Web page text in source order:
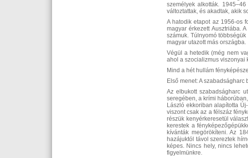
személyek alkották.
változtattak, és akadtak, akik
A hatodik etapot az 1956-os
magyar érkezett Ausztriába.
számuk. Túlnyomó
magyar utazott más országba.
Végül a hetedik (még nem
ahol a szocializmus viszonyai
Mind a hét hullám
Első menet: A szabadságharc
Az elbukott szabadságharc
seregében, a krími
László ekkoriban alapította
viszont csak az a félszáz
részük kenyérkeresetül
kerestek a
kívánták megörökíteni. Az
hazájuktól távol szereztek
képes. Nincs hely, nincs
figyelmünkre.